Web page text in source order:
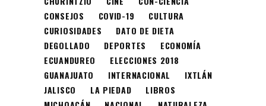
CONSEJOS
COVID-19
CULTURA
CURIOSIDADES
DATO DE DIETA
DEGOLLADO
DEPORTES
ECONOMÍA
ECUANDUREO
ELECCIONES 2018
GUANAJUATO
INTERNACIONAL
IXTLÁN
JALISCO
LA PIEDAD
LIBROS